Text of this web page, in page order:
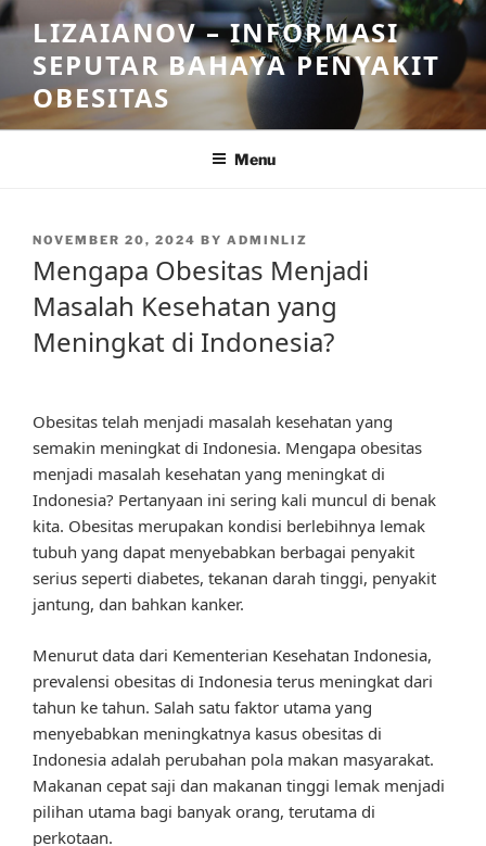
Skip
to
content
LIZAIANOV – INFORMASI
SEPUTAR BAHAYA PENYAKIT
OBESITAS
Menu
POSTED
NOVEMBER 20, 2024 BY ADMINLIZ
Mengapa Obesitas Menjadi
Masalah Kesehatan yang
Meningkat di Indonesia?
Obesitas telah menjadi masalah kesehatan yang
semakin meningkat di Indonesia. Mengapa obesitas
menjadi masalah kesehatan yang meningkat di
Indonesia? Pertanyaan ini sering kali muncul di benak
kita. Obesitas merupakan kondisi berlebihnya lemak
tubuh yang dapat menyebabkan berbagai penyakit
serius seperti diabetes, tekanan darah tinggi, penyakit
jantung, dan bahkan kanker.
Menurut data dari Kementerian Kesehatan Indonesia,
prevalensi obesitas di Indonesia terus meningkat dari
tahun ke tahun. Salah satu faktor utama yang
menyebabkan meningkatnya kasus obesitas di
Indonesia adalah perubahan pola makan masyarakat.
Makanan cepat saji dan makanan tinggi lemak menjadi
pilihan utama bagi banyak orang, terutama di
perkotaan.